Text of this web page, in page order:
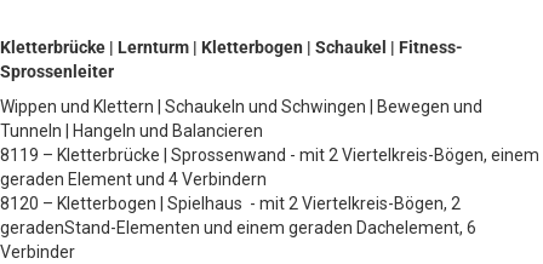
Kletterbrücke | Lernturm | Kletterbogen | Schaukel | Fitness-
Sprossenleiter
Wippen und Klettern | Schaukeln und Schwingen | Bewegen und
Tunneln | Hangeln und Balancieren
8119 – Kletterbrücke | Sprossenwand - mit 2 Viertelkreis-Bögen, einem
geraden Element und 4 Verbindern
8120 – Kletterbogen | Spielhaus - mit 2 Viertelkreis-Bögen, 2
geradenStand-Elementen und einem geraden Dachelement, 6
Verbinder